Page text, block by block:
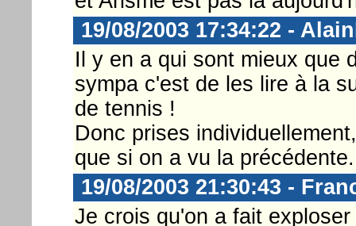
19/08/2003 17:34:22 -
Il y en a qui sont mieux que
sympa c'est de les lire à la
de tennis !
Donc prises
que si on a vu la précédente.
19/08/2003 21:30:43 -
Je crois qu'on a fait